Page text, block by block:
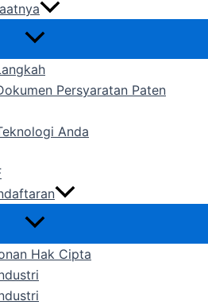
Persyaratan Paten
Anda
Hak Cipta